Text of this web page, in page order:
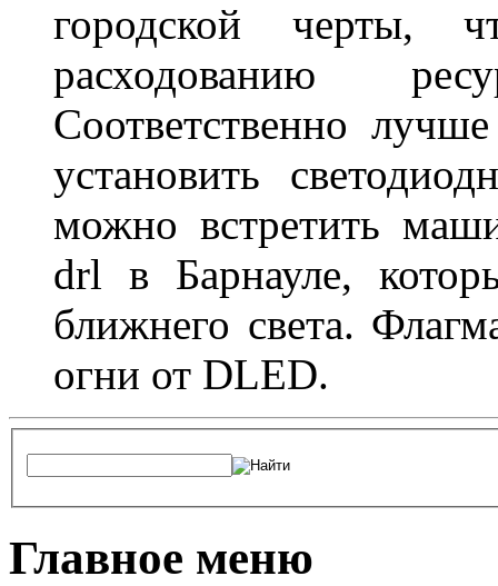
городской черты,
расходованию
Соответственно
установить
можно встретить
drl в Барнауле,
ближнего света.
огни от DLED.
Главное меню